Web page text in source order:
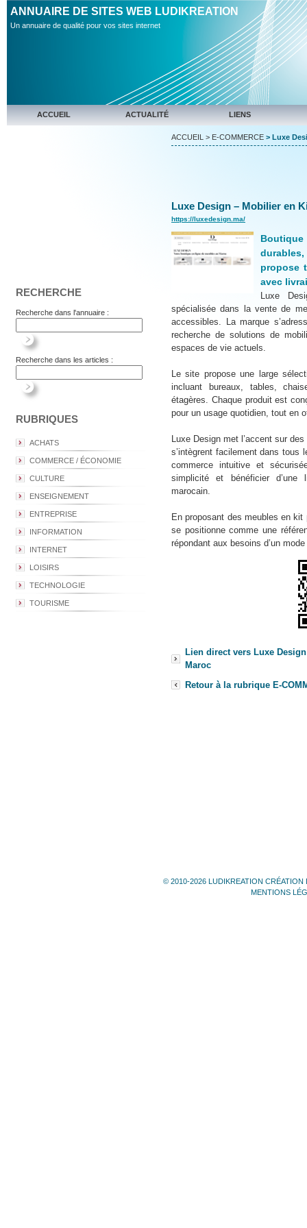
ANNUAIRE DE SITES WEB LUDIKREATION
Un annuaire de qualité pour vos sites internet
ACCUEIL ACTUALITÉ LIENS
RECHERCHE
Recherche dans l'annuaire :
Recherche dans les articles :
RUBRIQUES
ACHATS
COMMERCE / ÉCONOMIE
CULTURE
ENSEIGNEMENT
ENTREPRISE
INFORMATION
INTERNET
LOISIRS
TECHNOLOGIE
TOURISME
ACCUEIL > E-COMMERCE > Luxe
Luxe Design – Mobilier en
https://luxedesign.ma/
propose
avec
Luxe
spécialisée dans la vente de
accessibles. La marque
recherche de solutions de
espaces de vie actuels.
Le site propose une large
incluant bureaux, tables,
étagères. Chaque produit est
pour un usage quotidien, tout en
Luxe Design met l’accent sur
s’intègrent facilement dans tous
commerce intuitive et
simplicité et bénéficier d’une
marocain.
En proposant des meubles en
se positionne comme une
répondant aux besoins d’un
Lien direct vers Luxe
Maroc
Retour à la rubrique E-
© 2010-2026 LUDIKREATION CRÉATION
MENTIONS